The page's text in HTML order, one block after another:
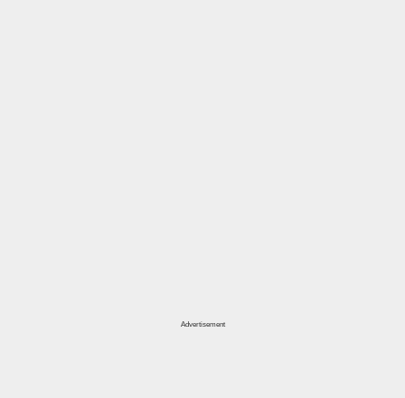
Advertisement